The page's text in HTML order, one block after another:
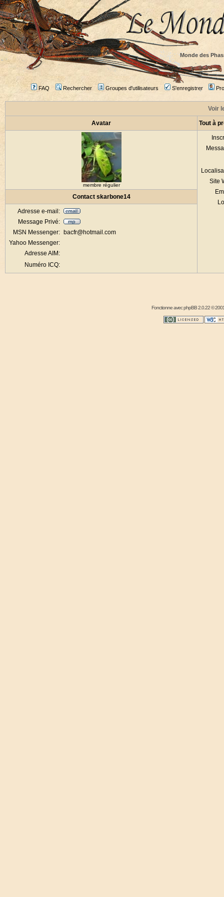
Monde des
FAQ Rechercher Groupes d'utilisateurs S'enregistrer
Voir
Avatar Tout à
membre régulier
Site
Contact skarbone14
Adresse e-mail:
Message Privé:
MSN Messenger: bacfr@hotmail.com
Yahoo Messenger:
Adresse AIM:
Numéro ICQ:
Fonctionne avecphpBB2.0.22 ©